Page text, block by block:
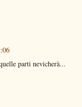
parti nevicherà...